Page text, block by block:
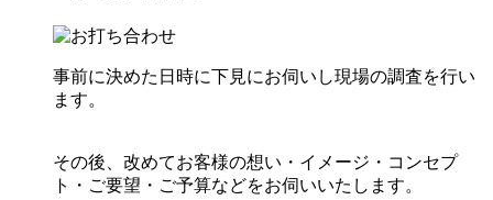
事前に決めた日時に下見にお伺いし現場の調査を行い
ます。
その後、改めてお客様の想い・イメージ・コンセプ
ト・ご要望・ご予算などをお伺いいたします。